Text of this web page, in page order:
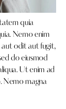
quia
Nemo enim
aut odit aut fugit,
do eiusmod
Ut enim ad
Nemo magna